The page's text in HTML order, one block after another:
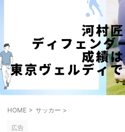
HOME > サッカー >
広告